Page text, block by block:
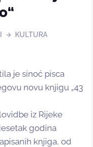
KULTURA
je sinoć pisca
novu knjigu „43
iz Rijeke
godina
knjiga, od